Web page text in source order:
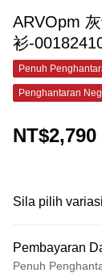
ARVOpm
衫-
Penuh
Penghantaran
NT$2,790
Sila pilih
Pembayaran
Penuh